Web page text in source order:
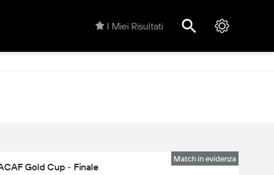
I Miei Risultati
Match in evidenza
Gold Cup - Finale